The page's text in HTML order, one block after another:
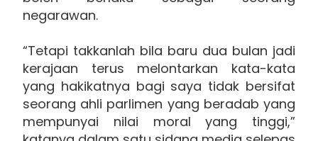
negarawan.
“Tetapi takkanlah bila baru dua bulan jadi
kerajaan terus melontarkan kata-kata
yang hakikatnya bagi saya tidak bersifat
seorang ahli parlimen yang beradab yang
mempunyai nilai moral yang tinggi,”